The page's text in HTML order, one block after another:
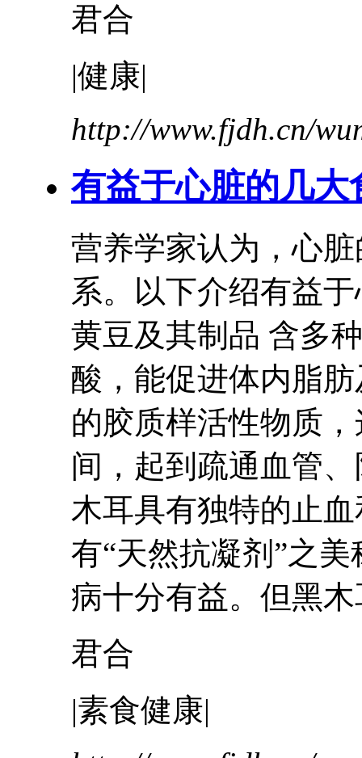
君合
|健康|
http://www.fjdh.cn/
有益于心脏的几大
营养学家认为，心
系。以下介绍有益
黄豆及其制品 含多
酸，能促进体内脂
的胶质样活性物质
间，起到疏通血管
木耳具有独特的止
有“天然抗凝剂”之
病十分有益。但黑
君合
|素食健康|